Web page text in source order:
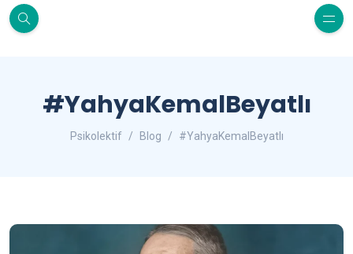
#YahyaKemalBeyatlı
Psikolektif Blog #YahyaKemalBeyatlı